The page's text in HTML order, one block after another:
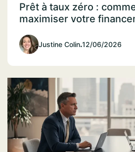
Prêt à taux zéro :
maximiser votre
Justine Colin.12/06/2026